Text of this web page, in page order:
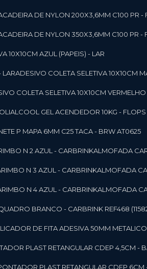
DE NYLON 200X3,6MM C100 PR -
DE NYLON 350X3,6MM C100 PR -
10X10CM AZUL (PAPEIS) - LAR
LAR ADESIVO COLETA SELETIVA 10X10CM
COLETA SELETIVA 10X10CM
ALCOOL GEL ACENDEDOR 10KG - FLOPS
P MAPA 6MM C25 TACA - BRW AT0625
N 2 AZUL - CARBRINK ALMOFADA
N 3 AZUL - CARBRINK ALMOFADA
N 4 AZUL - CARBRINK ALMOFADA
BRANCO - CARBRINK REF468
DE FITA ADESIVA 50MM
PLAST RETANGULAR CDEP 4,5CM -
PLAST RETANGULAR CDEP